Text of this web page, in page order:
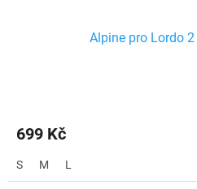
Alpine pro Lordo
699 Kč
S M L